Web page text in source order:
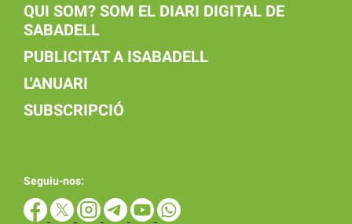
QUI SOM? SOM EL DIARI DIGITAL DE
SABADELL
PUBLICITAT A ISABADELL
L'ANUARI
SUBSCRIPCIÓ
Seguiu-nos: